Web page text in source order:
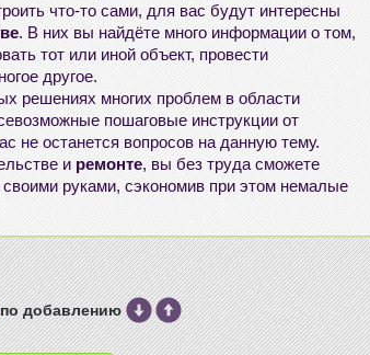
что-то сами, для вас будут интересны
. В них вы найдёте много информации о том,
тот или иной объект, провести
другое.
решениях многих проблем в области
пошаговые инструкции от
не останется вопросов на данную тему.
и ремонте, вы без труда сможете
руками, сэкономив при этом немалые
добавлению